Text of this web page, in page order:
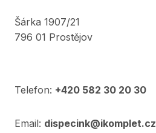
Šárka 1907/21
796 01 Prostějov
Telefon: +420 582 30 20 30
Email: dispecink@ikomplet.cz